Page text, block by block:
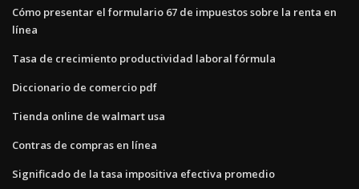
Cómo presentar el formulario 67 de impuestos sobre la renta en
línea
Tasa de crecimiento productividad laboral fórmula
Diccionario de comercio pdf
Tienda online de walmart usa
Contras de compras en línea
Significado de la tasa impositiva efectiva promedio